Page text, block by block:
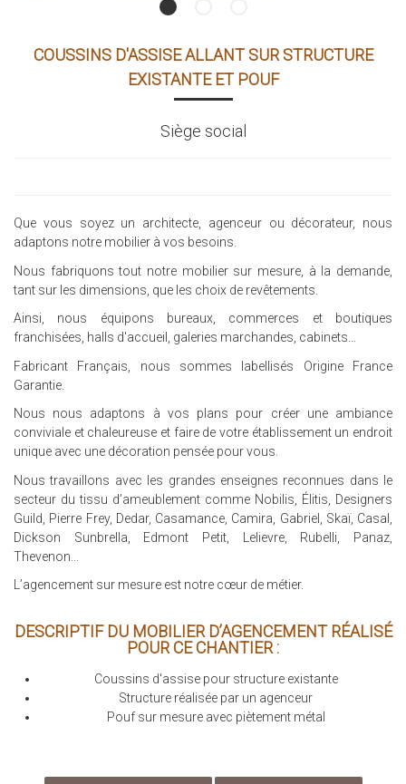
COUSSINS D'ASSISE ALLANT SUR STRUCTURE
EXISTANTE ET POUF
Siège social
Que vous soyez un architecte, agenceur ou décorateur, nous
adaptons notre mobilier à vos besoins.
Nous fabriquons tout notre mobilier sur mesure, à la demande,
tant sur les dimensions, que les choix de revêtements.
Ainsi, nous équipons bureaux, commerces et boutiques
franchisées, halls d'accueil, galeries marchandes, cabinets...
Fabricant Français, nous sommes labellisés Origine France
Garantie.
Nous nous adaptons à vos plans pour créer une ambiance
conviviale et chaleureuse et faire de votre établissement un endroit
unique avec une décoration pensée pour vous.
Nous travaillons avec les grandes enseignes reconnues dans le
secteur du tissu d’ameublement comme Nobilis, Élitis, Designers
Guild, Pierre Frey, Dedar, Casamance, Camira, Gabriel, Skaï, Casal,
Dickson Sunbrella, Edmont Petit, Lelievre, Rubelli, Panaz,
Thevenon...
L’agencement sur mesure est notre cœur de métier.
DESCRIPTIF DU MOBILIER D’AGENCEMENT RÉALISÉ
POUR CE CHANTIER :
Coussins d'assise pour structure existante
Structure réalisée par un agenceur
Pouf sur mesure avec piètement métal